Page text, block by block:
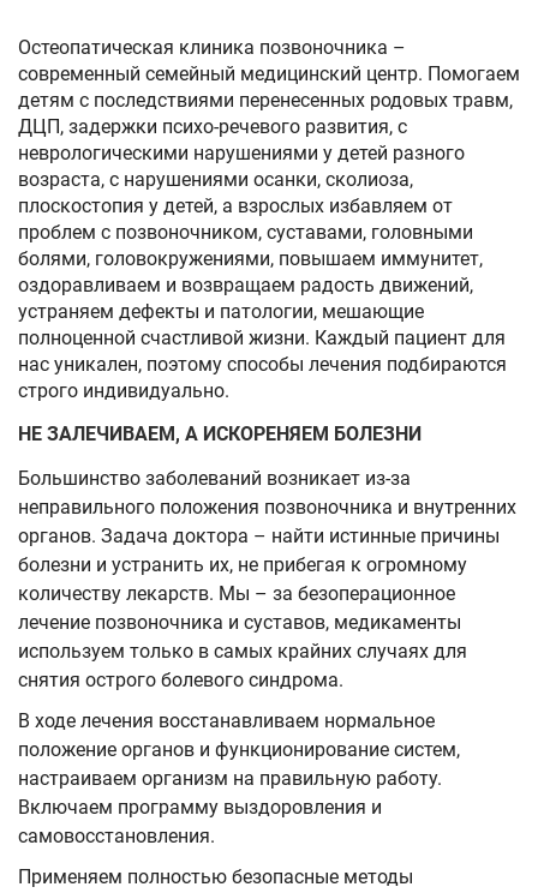
Остеопатическая клиника позвоночника –
современный семейный медицинский центр. Помогаем
детям с последствиями перенесенных родовых травм,
ДЦП, задержки психо-речевого развития, с
неврологическими нарушениями у детей разного
возраста, с нарушениями осанки, сколиоза,
плоскостопия у детей, а взрослых избавляем от
проблем с позвоночником, суставами, головными
болями, головокружениями, повышаем иммунитет,
оздоравливаем и возвращаем радость движений,
устраняем дефекты и патологии, мешающие
полноценной счастливой жизни. Каждый пациент для
нас уникален, поэтому способы лечения подбираются
строго индивидуально.
НЕ ЗАЛЕЧИВАЕМ, А ИСКОРЕНЯЕМ БОЛЕЗНИ
Большинство заболеваний возникает из-за
неправильного положения позвоночника и внутренних
органов. Задача доктора – найти истинные причины
болезни и устранить их, не прибегая к огромному
количеству лекарств. Мы – за безоперационное
лечение позвоночника и суставов, медикаменты
используем только в самых крайних случаях для
снятия острого болевого синдрома.
В ходе лечения восстанавливаем нормальное
положение органов и функционирование систем,
настраиваем организм на правильную работу.
Включаем программу выздоровления и
самовосстановления.
Применяем полностью безопасные методы